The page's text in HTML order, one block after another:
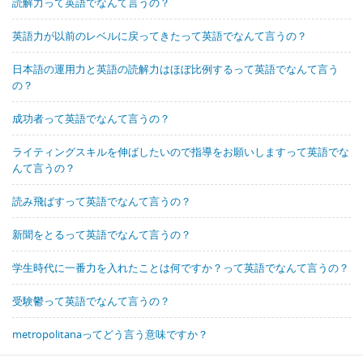
英語力が以前のレベルに戻ってきたって英語でなんて言うの？
日本語の運用力と英語の読解力はほぼ比例するって英語でなんて言う
の？
成功者って英語でなんて言うの？
ライティングスキルを伸ばしたいので指導をお願いしますって英語でな
んて言うの？
読み飛ばすって英語でなんて言うの？
新聞をとるって英語でなんて言うの？
学生時代に一番力を入れたことは何ですか？って英語でなんて言うの？
受験鬱って英語でなんて言うの？
metropolitanaってどう言う意味ですか？